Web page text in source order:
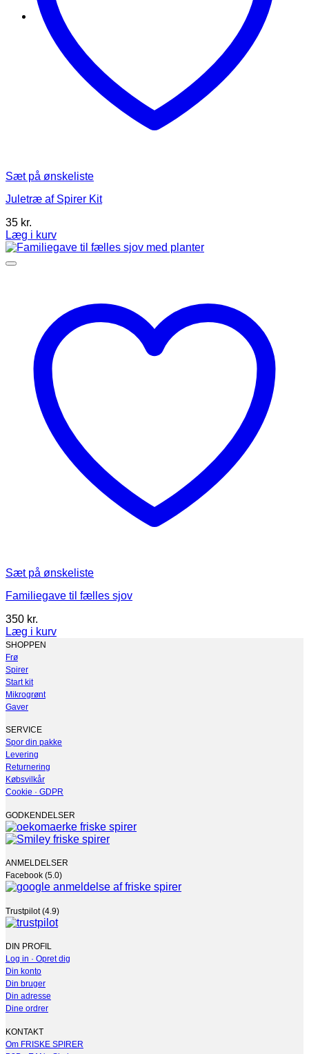
Sæt på ønskeliste
Juletræ af Spirer Kit
35 kr.
Læg i kurv
Dette
vare
Mulighederne
varesiden
Sæt på ønskeliste
Familiegave til fælles sjov
350 kr.
Læg i kurv
SHOPPEN
Frø
Spirer
Start kit
Mikrogrønt
Gaver
SERVICE
Spor din pakke
Levering
Returnering
Købsvilkår
Cookie · GDPR
GODKENDELSER
ANMELDELSER
Facebook (5.0)
Trustpilot (4.9)
DIN PROFIL
Log in · Opret dig
Din konto
Din bruger
Din adresse
Dine ordrer
KONTAKT
Om FRISKE SPIRER